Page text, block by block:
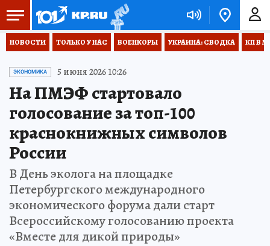
НОВОСТИ ТОЛЬКО У НАС ВОЕНКОРЫ УКРАИНА: СВОДКА КП В
ЭКОНОМИКА 5 июня 2026 10:26
На ПМЭФ стартовало
голосование за топ-100
краснокнижных символов
России
В День эколога на площадке
Петербургского международного
экономического форума дали старт
Всероссийскому голосованию проекта
«Вместе для дикой природы»